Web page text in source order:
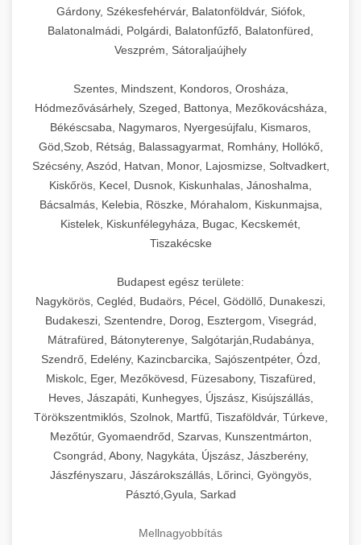
Gárdony, Székesfehérvár, Balatonföldvár, Siófok,
Balatonalmádi, Polgárdi, Balatonfűzfő, Balatonfüred,
Veszprém, Sátoraljaújhely
Szentes, Mindszent, Kondoros, Orosháza,
Hódmezővásárhely, Szeged, Battonya, Mezőkovácsháza,
Békéscsaba, Nagymaros, Nyergesújfalu, Kismaros,
Göd,Szob, Rétság, Balassagyarmat, Romhány, Hollókő,
Szécsény, Aszód, Hatvan, Monor, Lajosmizse, Soltvadkert,
Kiskőrös, Kecel, Dusnok, Kiskunhalas, Jánoshalma,
Bácsalmás, Kelebia, Röszke, Mórahalom, Kiskunmajsa,
Kistelek, Kiskunfélegyháza, Bugac, Kecskemét,
Tiszakécske
Budapest egész területe:
Nagykörös, Cegléd, Budaörs, Pécel, Gödöllő, Dunakeszi,
Budakeszi, Szentendre, Dorog, Esztergom, Visegrád,
Mátrafüred, Bátonyterenye, Salgótarján,Rudabánya,
Szendrő, Edelény, Kazincbarcika, Sajószentpéter, Ózd,
Miskolc, Eger, Mezőkövesd, Füzesabony, Tiszafüred,
Heves, Jászapáti, Kunhegyes, Újszász, Kisújszállás,
Törökszentmiklós, Szolnok, Martfű, Tiszaföldvár, Túrkeve,
Mezőtúr, Gyomaendrőd, Szarvas, Kunszentmárton,
Csongrád, Abony, Nagykáta, Újszász, Jászberény,
Jászfényszaru, Jászárokszállás, Lőrinci, Gyöngyös,
Pásztó,Gyula, Sarkad
Mellnagyobbítás